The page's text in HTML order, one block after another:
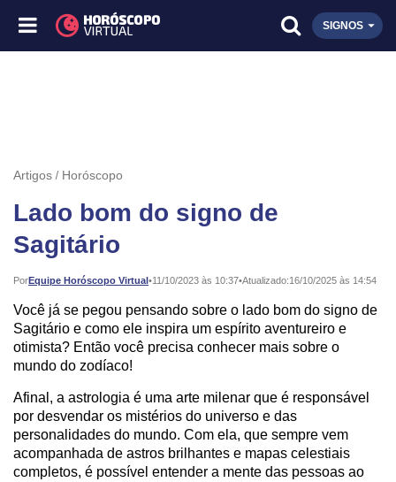
SIGNOS
Artigos Horóscopo
Lado bom do signo de
Sagitário
PorEquipe Horóscopo Virtual•
Publicado: 11/10/2023 às 10:37•Atualizado:16/10/2025 às 14:54
Você já se pegou pensando sobre o lado bom do signo de
Sagitário e como ele inspira um espírito aventureiro e
otimista? Então você precisa conhecer mais sobre o
mundo do zodíaco!
Afinal, a astrologia é uma arte milenar que é responsável
por desvendar os mistérios do universo e das
personalidades do mundo. Com ela, que sempre vem
acompanhada de astros brilhantes e mapas celestiais
completos, é possível entender a mente das pessoas ao